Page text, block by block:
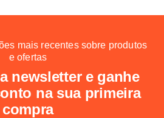
mais recentes sobre produtos
e ofertas
newsletter e ganhe
na sua primeira
compra